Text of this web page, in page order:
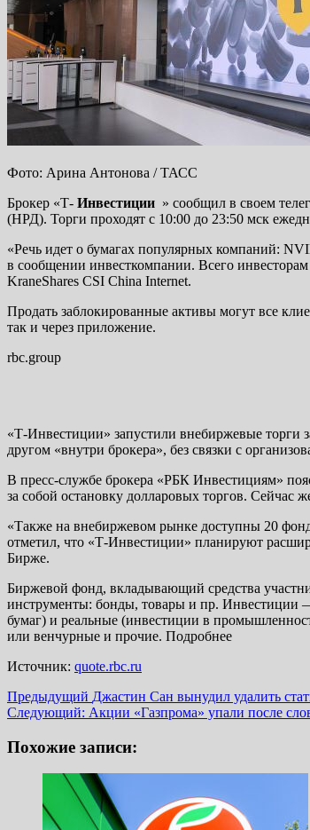
Фото: Арина Антонова / ТАСС
Брокер «Т- Инвестиции » сообщил в своем
(НРД). Торги проходят с 10:00 до 23:50 мск
«Речь идет о бумагах популярных компаний:
в сообщении инвесткомпании. Всего
KraneShares CSI China Internet.
Продать заблокированные активы могут все
так и через приложение.
rbc.group
«Т-Инвестиции» запустили внебиржевые торги
другом «внутри брокера», без связки с
В пресс-службе брокера «РБК Инвестициям»
за собой остановку долларовых торгов. Сейчас
«Также на внебиржевом рынке доступны 20
отметил, что «Т-Инвестиции» планируют
Бирже.
Биржевой фонд, вкладывающий средства
инструменты: бонды, товары и пр. Инвестиции
бумаг) и реальные (инвестиции в
или венчурные и прочие. Подробнее
Источник: quote.rbc.ru
Навигация
записи
Предыдущий Джастин Сан вынудил удалить
Следующий: Акции «Газпрома» упали после
Похожие записи: